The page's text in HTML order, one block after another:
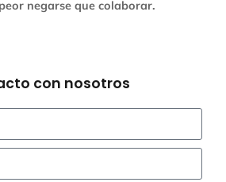
negarse que colaborar.
con nosotros